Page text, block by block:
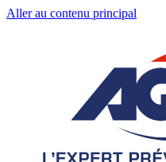
Aller au contenu principal